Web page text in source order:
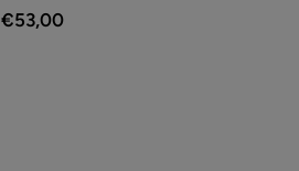
€53,00